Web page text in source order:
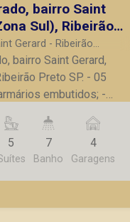
bairro Saint
Sul), Ribeirão
Gerard - Ribeirão
bairro Saint Gerard,
Preto SP. - 05
embutidos; -
com closet; - Sendo 1
escritório no térreo; -
ambientes; - Lavabo; -
- Lavanderia; -
de serviço; -
5 7
Banho
4
Garagens